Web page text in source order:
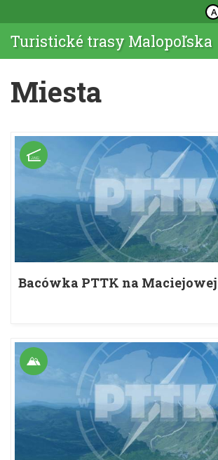
A
Turistické trasy Malopoľska
Miesta
Bacówka PTTK na Maciejowej